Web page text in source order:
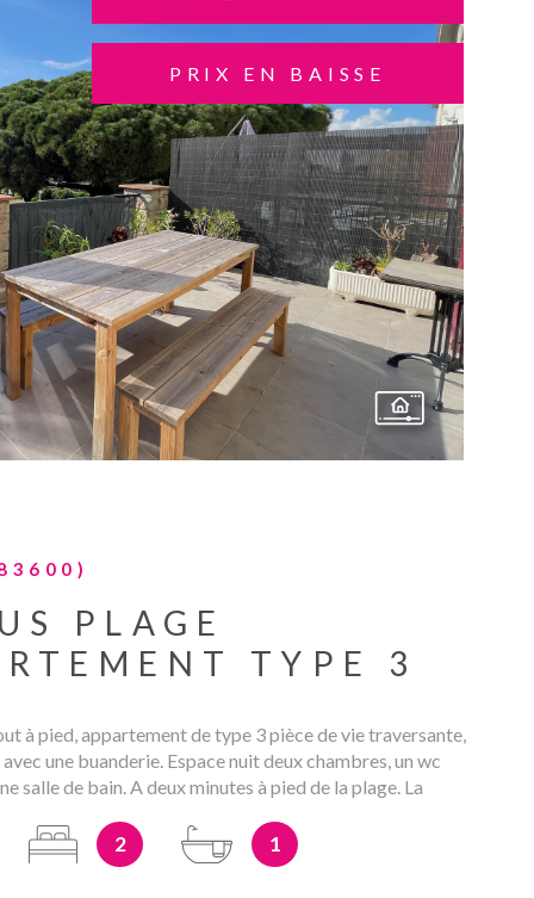
PRIX EN BAISSE
LE BIEN
PLAGE
TYPE 3
à pied, appartement de type 3 pièce de vie traversante,
une buanderie. Espace nuit deux chambres, un wc
salle de bain. A deux minutes à pied de la plage. La
n°9824. Les charges sont inclus dans le prix indiqué et à
Les informations sur les risques auxquels ce bien
2 1